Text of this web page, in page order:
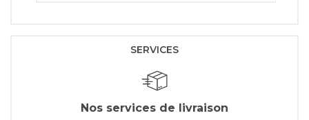
SERVICES
Nos services de livraison